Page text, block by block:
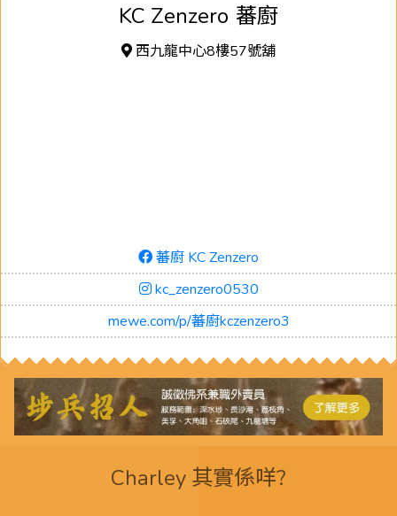
KC Zenzero 蕃廚
西九龍中心8樓57號舖
蕃廚 KC Zenzero
kc_zenzero0530
mewe.com/p/蕃廚kczenzero3
Charley 其實係咩?